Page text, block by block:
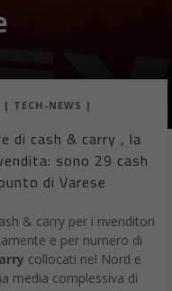
di cash & carry , la
sono 29 cash
& carry per i rivenditori
collocati nel Nord e
media complessiva di
su base mensile
di potenziamento e
questa volta è lo
alla nuova
spostamento piccolo in